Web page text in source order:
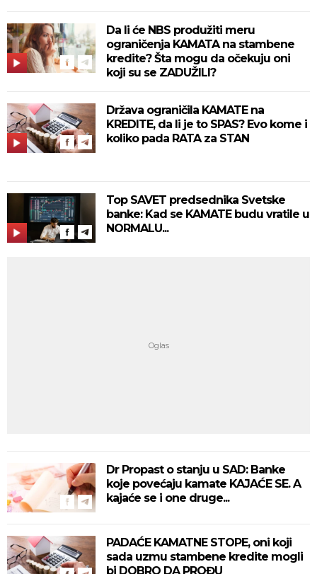
Da li će NBS produžiti meru
ograničenja KAMATA na stambene
kredite? Šta mogu da očekuju oni
koji su se ZADUŽILI?
Država ograničila KAMATE na
KREDITE, da li je to SPAS? Evo kome i
koliko pada RATA za STAN
Top SAVET predsednika Svetske
banke: Kad se KAMATE budu vratile u
NORMALU...
Dr Propast o stanju u SAD: Banke
koje povećaju kamate KAJAĆE SE. A
kajaće se i one druge...
PADAĆE KAMATNE STOPE, oni koji
sada uzmu stambene kredite mogli
bi DOBRO DA PROĐU